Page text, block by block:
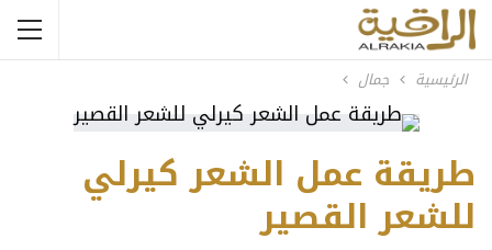
الرئيسية جمال
طريقة عمل الشعر كيرلي
للشعر القصير